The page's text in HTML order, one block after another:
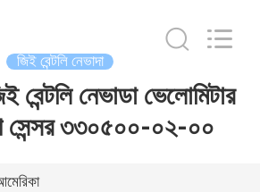
জিই বেন্টলি নেভাদা
বেন্টলি নেভাডা ভেলোমিটার
সেন্সর ৩৩০৫০০-০২-০০